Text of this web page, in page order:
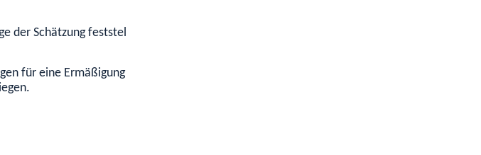
Schätzung feststellen. Bei verspäteter Abgabe kann sie einen Verspätungszuschlag
für eine Ermäßigung für die Verwendung von Wasser aus oberirdischen Gewässern